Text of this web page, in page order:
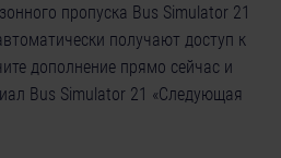
пропуска Bus Simulator 21
получают доступ к
дополнение прямо сейчас и
Bus Simulator 21 «Следующая